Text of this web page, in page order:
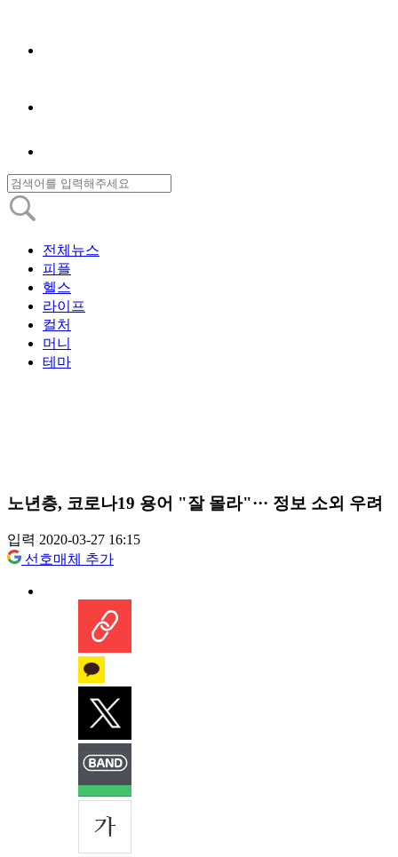
전체뉴스
피플
헬스
라이프
컬처
머니
테마
노년층, 코로나19 용어 "잘 몰라"··· 정보 소외 우려
입력 2020-03-27 16:15
선호매체 추가